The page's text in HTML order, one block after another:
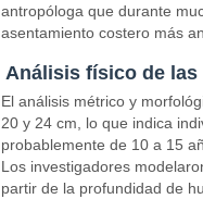
antropóloga que durante
asentamiento costero más
Análisis físico de las
El análisis métrico y
20 y 24 cm, lo que indica
probablemente de 10 a 15
Los investigadores
partir de la profundidad de